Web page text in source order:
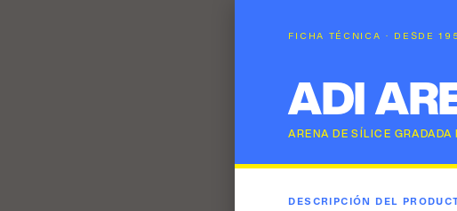
FICHA TÉCNICA · DESDE
ADI
ARENA DE SÍLICE
DESCRIPCIÓN DEL